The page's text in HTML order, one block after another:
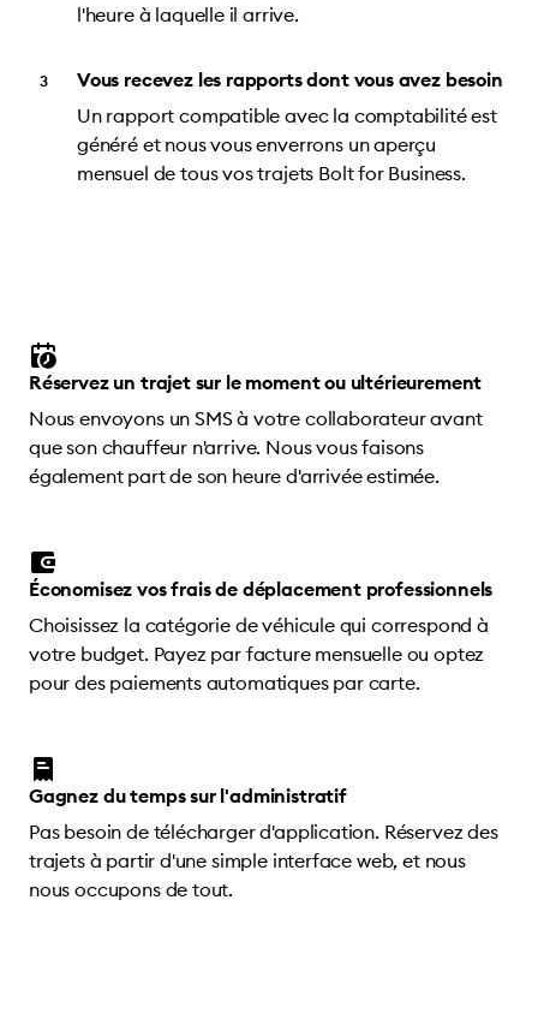
l'heure à laquelle il arrive.
Vous recevez les rapports dont vous avez besoin
Un rapport compatible avec la comptabilité est
généré et nous vous enverrons un aperçu
mensuel de tous vos trajets Bolt for Business.
Réservez un trajet sur le moment ou ultérieurement
Nous envoyons un SMS à votre collaborateur avant
que son chauffeur n'arrive. Nous vous faisons
également part de son heure d'arrivée estimée.
Économisez vos frais de déplacement professionnels
Choisissez la catégorie de véhicule qui correspond à
votre budget. Payez par facture mensuelle ou optez
pour des paiements automatiques par carte.
Gagnez du temps sur l'administratif
Pas besoin de télécharger d'application. Réservez des
trajets à partir d'une simple interface web, et nous
nous occupons de tout.